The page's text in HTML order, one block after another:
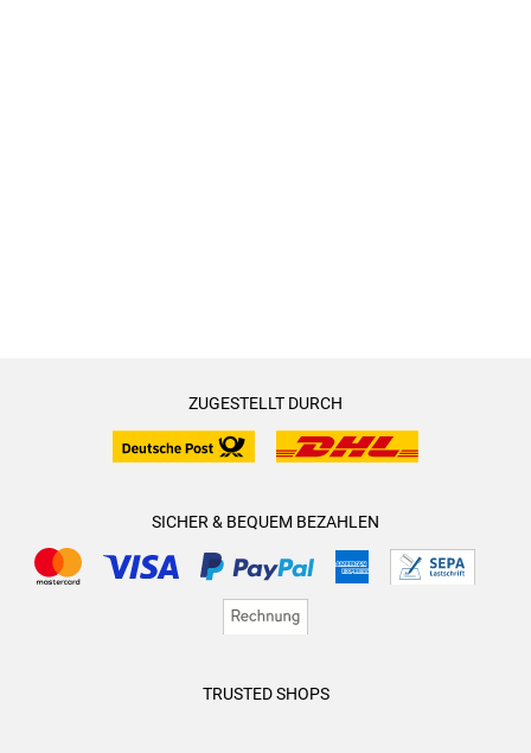
ZUGESTELLT DURCH
SICHER & BEQUEM BEZAHLEN
TRUSTED SHOPS